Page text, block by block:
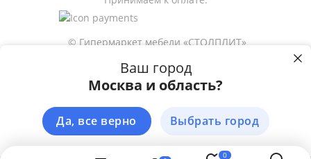
файлов вашего браузера с целью улучшения предложения и сервиса
на основе ваших предпочтений и интересов.
ЗАКРЫТЬ
Ваш город
Москва и область?
Да, все верно Выбрать город
0
Сообщить о наличии
© Гипермаркет мебели «СТОЛПЛИТ»